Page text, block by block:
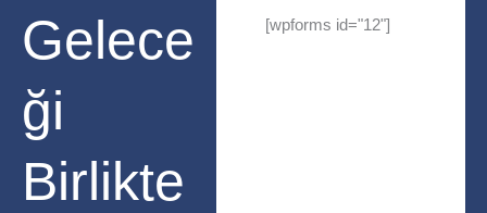
Gelece
ği
Birlikte
[wpforms id="12"]